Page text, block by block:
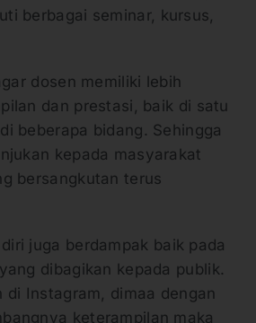
berbagai seminar, kursus,
dosen memiliki lebih
dan prestasi, baik di satu
beberapa bidang. Sehingga
kepada masyarakat
bersangkutan terus
juga berdampak baik pada
dibagikan kepada publik.
di Instagram, dimaa dengan
keterampilan maka